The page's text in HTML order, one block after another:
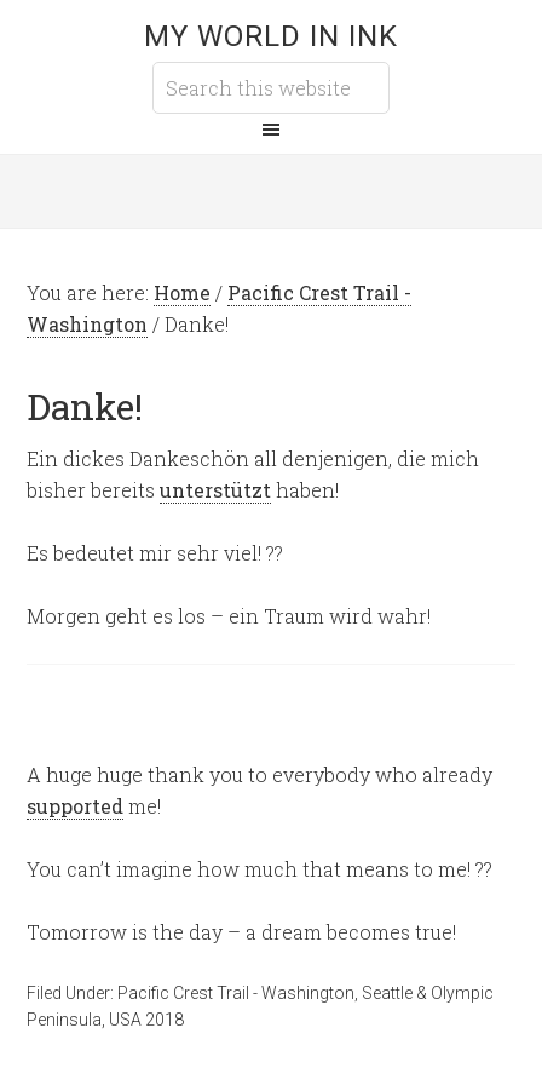
MY WORLD IN INK
You are here: Home / Pacific Crest Trail -
Washington /Danke!
Danke!
Ein dickes Dankeschön all denjenigen, die mich
bisher bereitsunterstützt haben!
Es bedeutet mir sehr viel! ??
Morgen geht es los – ein Traum wird wahr!
A huge huge thank you to everybody who already
supported me!
You can’t imagine how much that means to me! ??
Tomorrow is the day – a dream becomes true!
Filed Under: Pacific Crest Trail - Washington Seattle & Olympic
Peninsula USA 2018